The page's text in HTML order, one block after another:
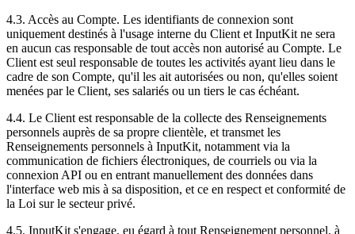
4.3. Accès au Compte. Les identifiants de connexion sont
uniquement destinés à l'usage interne du Client et InputKit ne sera
en aucun cas responsable de tout accès non autorisé au Compte. Le
Client est seul responsable de toutes les activités ayant lieu dans le
cadre de son Compte, qu'il les ait autorisées ou non, qu'elles soient
menées par le Client, ses salariés ou un tiers le cas échéant.
4.4. Le Client est responsable de la collecte des Renseignements
personnels auprès de sa propre clientèle, et transmet les
Renseignements personnels à InputKit, notamment via la
communication de fichiers électroniques, de courriels ou via la
connexion API ou en entrant manuellement des données dans
l'interface web mis à sa disposition, et ce en respect et conformité de
la Loi sur le secteur privé.
4.5. InputKit s'engage, eu égard à tout Renseignement personnel, à